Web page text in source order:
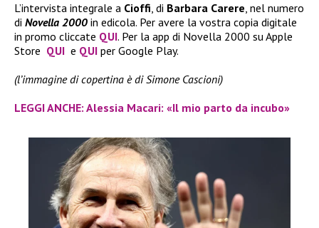
L’intervista integrale a Cioffi, di Barbara Carere, nel numero
di Novella 2000 in edicola. Per avere la vostra copia digitale
in promo cliccate QUI. Per la app di Novella 2000 su Apple
Store QUI e QUI per Google Play.
(l’immagine di copertina è di Simone Cascioni)
LEGGI ANCHE: Alessia Macari: «Il mio parto da incubo»